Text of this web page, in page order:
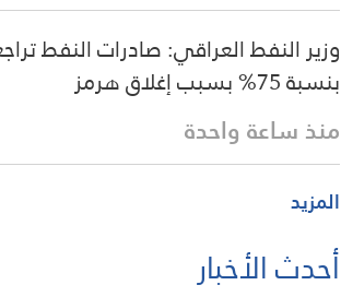
وزير النفط العراقي: صادرات النفط
بنسبة 75% بسبب إغلاق هرمز
منذ ساعة واحدة
المزيد
أحدث الأخبار